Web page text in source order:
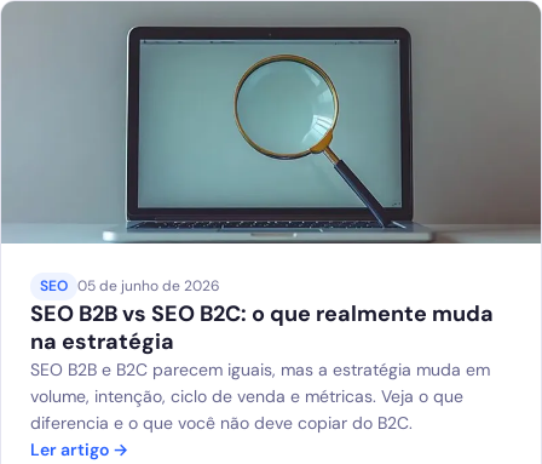
SEO 05 de junho de 2026
SEO B2B vs SEO B2C: o que realmente muda
na estratégia
SEO B2B e B2C parecem iguais, mas a estratégia muda em
volume, intenção, ciclo de venda e métricas. Veja o que
diferencia e o que você não deve copiar do B2C.
Ler artigo →